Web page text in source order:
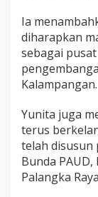
Ia
diharapkan
sebagai
Kalampangan.
Yunita juga
terus
telah disusun
Bunda
Palangka